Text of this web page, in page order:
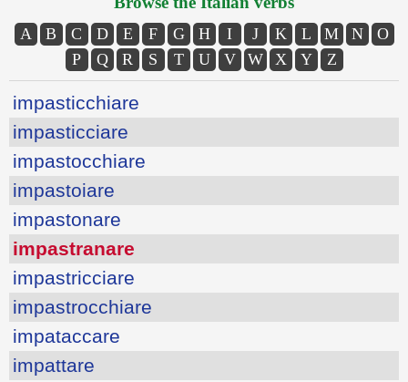
A B C D E F G H I J K L M N
O
P
Q R S T U V W X Y Z
impasticchiare
impasticciare
impastocchiare
impastoiare
impastonare
impastranare
impastricciare
impastrocchiare
impataccare
impattare